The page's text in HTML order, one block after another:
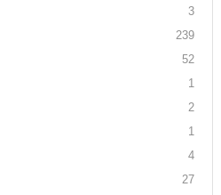
3
239
52
1
2
1
4
27